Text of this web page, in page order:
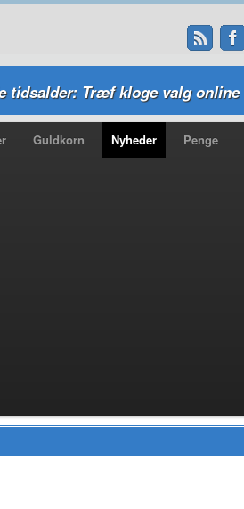
tidsalder: Træf kloge valg online
Guldkorn Nyheder Penge